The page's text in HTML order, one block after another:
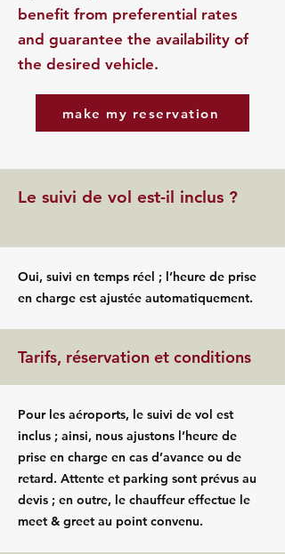
benefit from preferential rates
and guarantee the availability of
the desired vehicle.
make my reservation
Le suivi de vol est-il inclus ?
Oui, suivi en temps réel ; l’heure de prise
en charge est ajustée automatiquement.
Tarifs, réservation et conditions
Pour les aéroports, le suivi de vol est
inclus ; ainsi, nous ajustons l’heure de
prise en charge en cas d’avance ou de
retard. Attente et parking sont prévus au
devis ; en outre, le chauffeur effectue le
meet & greet au point convenu.